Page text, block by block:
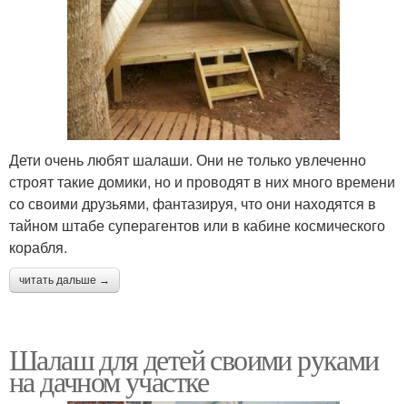
Дети очень любят шалаши. Они не только увлеченно
строят такие домики, но и проводят в них много времени
со своими друзьями, фантазируя, что они находятся в
тайном штабе суперагентов или в кабине космического
корабля.
читать дальше →
Шалаш для детей своими руками
на дачном участке